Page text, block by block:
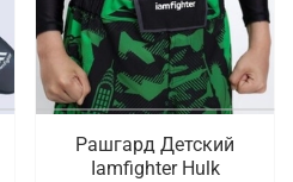
Рашгард Детский
Iamfighter Hulk